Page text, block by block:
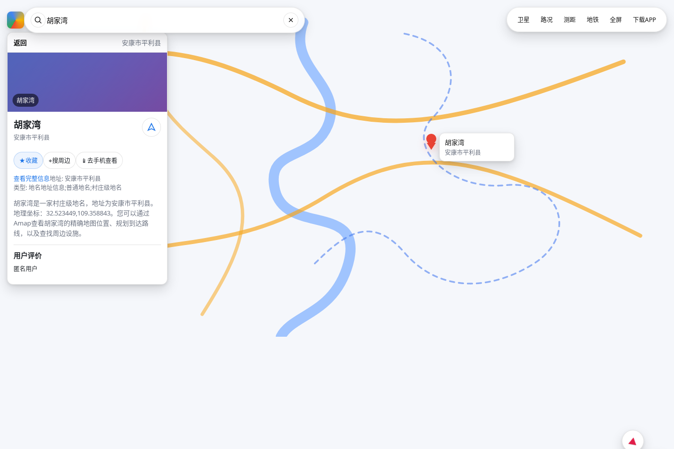
返回 安康市平利县
胡家湾
胡家湾
安康市平利县
★收藏 ⌖搜周边 📱 去手机查看
查看完整信息地址: 安康市平利县
类型: 地名地址信息;普通地名;村庄级地名
胡家湾是一家村庄级地名，地址为安康市平利县。
地理坐标：32.523449,109.358843。您可以通过
Amap查看胡家湾的精确地图位置、规划到达路
线，以及查找周边设施。
用户评价
匿名用户
胡家湾
安康市平利县
卫星 路况 测距 地铁 全屏 下载APP